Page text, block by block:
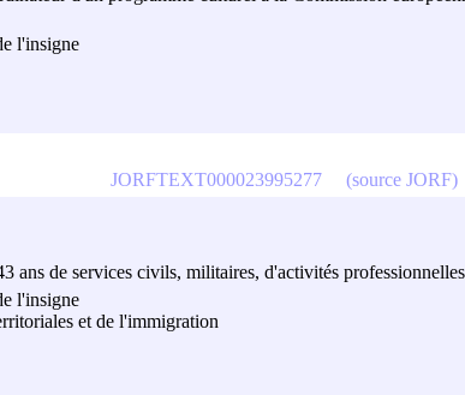
l'insigne
ans de services civils, militaires, d'activités
l'insigne
et de l'immigration
JORFTEXT000023995277 (source JORF)